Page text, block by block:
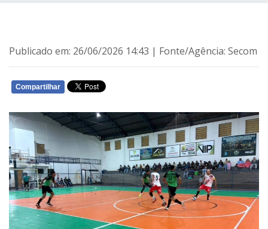
Publicado em: 26/06/2026 14:43 | Fonte/Agência: Secom
Compartilhar